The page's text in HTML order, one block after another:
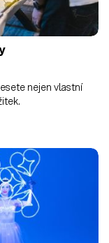
nejen vlastní